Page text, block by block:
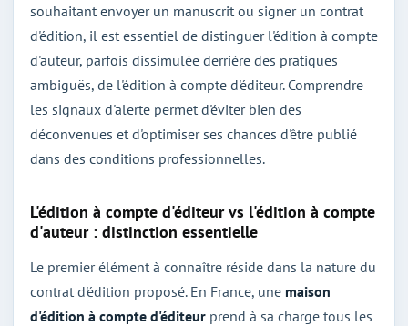
souhaitant envoyer un manuscrit ou signer un contrat
d'édition, il est essentiel de distinguer l'édition à compte
d'auteur, parfois dissimulée derrière des pratiques
ambiguës, de l'édition à compte d'éditeur. Comprendre
les signaux d'alerte permet d'éviter bien des
déconvenues et d'optimiser ses chances d'être publié
dans des conditions professionnelles.
L'édition à compte d'éditeur vs l'édition à compte
d'auteur : distinction essentielle
Le premier élément à connaître réside dans la nature du
contrat d'édition proposé. En France, une maison
d'édition à compte d'éditeur prend à sa charge tous les